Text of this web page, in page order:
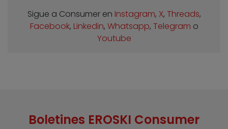
Sigue a Consumer en Instagram, X, Threads,
Facebook, Linkedin, Whatsapp, Telegram o
Youtube
Boletines EROSKI Consumer